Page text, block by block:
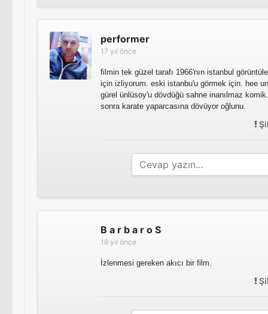
performer
17 yıl önce
filmin tek güzel tarafı 1966'nın istanbul
için izliyorum. eski istanbu'u görmek için. hee
gürel ünlüsoy'u dövdüğü sahne inanılmaz
sonra karate yaparcasına dövüyor oğlunu.
B a r b a r o S
18 yıl önce
İzlenmesi gereken akıcı bir film.